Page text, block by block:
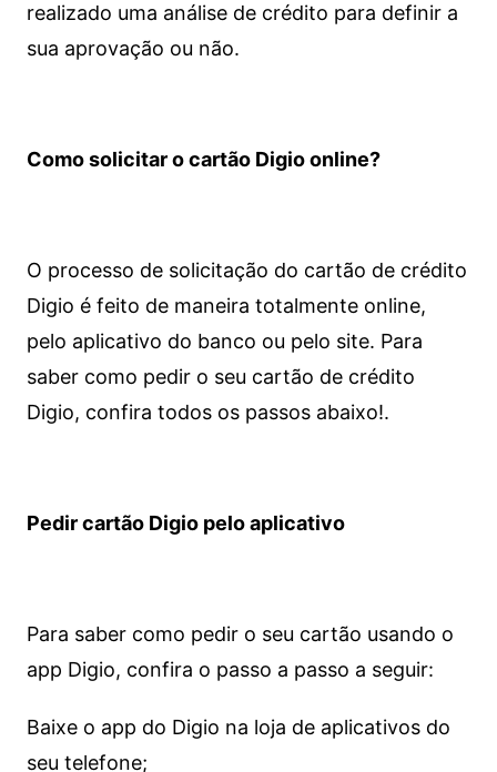
realizado uma análise de crédito para definir a
sua aprovação ou não.
Como solicitar o cartão Digio online?
O processo de solicitação do cartão de crédito
Digio é feito de maneira totalmente online,
pelo aplicativo do banco ou pelo site. Para
saber como pedir o seu cartão de crédito
Digio, confira todos os passos abaixo!.
Pedir cartão Digio pelo aplicativo
Para saber como pedir o seu cartão usando o
app Digio, confira o passo a passo a seguir:
Baixe o app do Digio na loja de aplicativos do
seu telefone;